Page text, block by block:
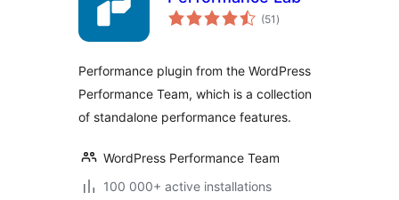
(51 arvosanat
yhteensä
)
Performance plugin from the WordPress
Performance Team, which is a collection
of standalone performance features.
WordPress Performance Team
100 000+ active installations